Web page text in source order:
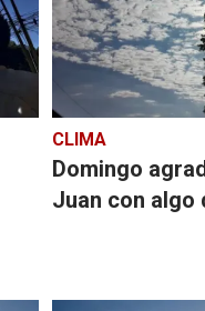
CLIMA
Domingo
Juan con algo